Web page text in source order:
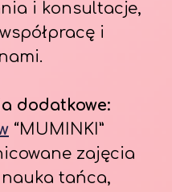
i konsultacje,
i
dodatkowe:
“MUMINKI”
zajęcia
tańca,